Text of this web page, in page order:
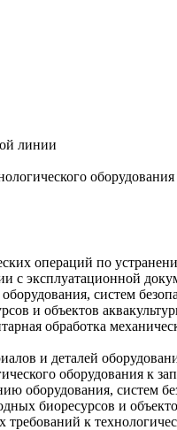
линии
операций по
с эксплуатационной
систем
и объектов
обработка
и деталей
оборудования к
оборудования, систем
биоресурсов и
к